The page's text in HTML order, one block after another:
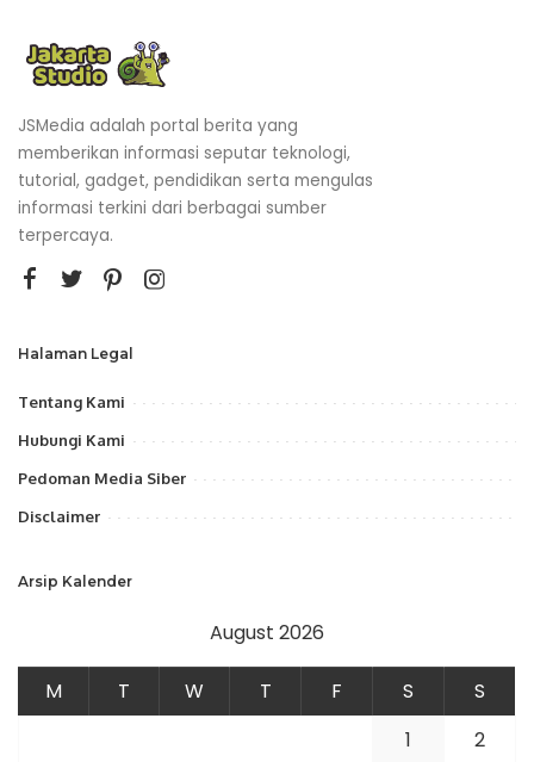
JSMedia adalah portal berita yang
memberikan informasi seputar teknologi,
tutorial, gadget, pendidikan serta mengulas
informasi terkini dari berbagai sumber
terpercaya.
Halaman Legal
Tentang Kami
Hubungi Kami
Pedoman Media Siber
Disclaimer
Arsip Kalender
August 2026
M T W T F S
S
1
2